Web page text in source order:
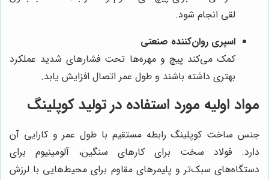
لقی انجام شود.
اسپری روان‌کننده صنعتی
کمک می‌کند پیچ‌ و مهره‌ها تحت فشارهای شدید عملکرد
بهتری داشته باشند و طول عمر اتصال افزایش یابد.
مواد اولیه مورد استفاده در تولید کوپلینگ
جنس ساخت کوپلینگ رابطه مستقیم با طول عمر و کارایی آن
دارد. فولاد سخت برای کارهای سنگین، آلومینیوم برای
دستگاه‌های سبک‌تر و پلیمرهای مقاوم برای محیط‌هایی با لرزش